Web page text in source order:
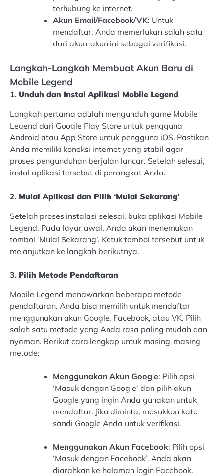
terhubung ke internet.
Akun Email/Facebook/VK: Untuk
mendaftar, Anda memerlukan salah satu
dari akun-akun ini sebagai verifikasi.
Langkah-Langkah Membuat Akun Baru di
Mobile Legend
1. Unduh dan Instal Aplikasi Mobile Legend
Langkah pertama adalah mengunduh game Mobile
Legend dari Google Play Store untuk pengguna
Android atau App Store untuk pengguna iOS. Pastikan
Anda memiliki koneksi internet yang stabil agar
proses pengunduhan berjalan lancar. Setelah selesai,
instal aplikasi tersebut di perangkat Anda.
2. Mulai Aplikasi dan Pilih ‘Mulai Sekarang’
Setelah proses instalasi selesai, buka aplikasi Mobile
Legend. Pada layar awal, Anda akan menemukan
tombol ‘Mulai Sekarang’. Ketuk tombol tersebut untuk
melanjutkan ke langkah berikutnya.
3. Pilih Metode Pendaftaran
Mobile Legend menawarkan beberapa metode
pendaftaran. Anda bisa memilih untuk mendaftar
menggunakan akun Google, Facebook, atau VK. Pilih
salah satu metode yang Anda rasa paling mudah dan
nyaman. Berikut cara lengkap untuk masing-masing
metode:
Menggunakan Akun Google: Pilih opsi
‘Masuk dengan Google’ dan pilih akun
Google yang ingin Anda gunakan untuk
mendaftar. Jika diminta, masukkan kata
sandi Google Anda untuk verifikasi.
Menggunakan Akun Facebook: Pilih opsi
‘Masuk dengan Facebook’. Anda akan
diarahkan ke halaman login Facebook.